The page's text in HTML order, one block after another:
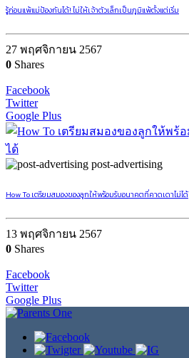
รู้ก่อนแพ้แม่ป้องกันได้! ไม่ให้เจ้าตัวเล็กเป็นภูมิแพ้ตั้งแต่เริ่ม
27 พฤศจิกายน 2567
0 Shares
Facebook
Twitter
Google Plus
post-advertising
How To เตรียมสมองของลูกให้พร้อมรับอนาคตที่คาดเดาไม่ได้
13 พฤศจิกายน 2567
0 Shares
Facebook
Twitter
Google Plus